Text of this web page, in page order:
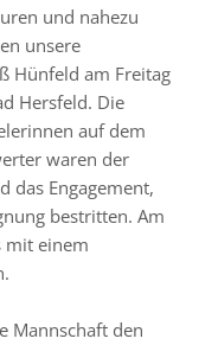
und nahezu
unsere
Hünfeld am Freitag
Hersfeld. Die
auf dem
waren der
das Engagement,
bestritten. Am
mit einem
Mannschaft den